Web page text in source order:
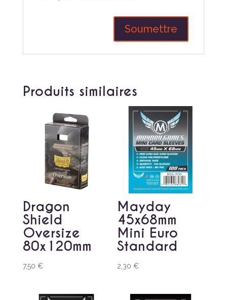
Produits similaires
Dragon
Shield
Oversize
80x120mm
7,50 €
Mayday
45x68mm
Mini Euro
Standard
2,30€